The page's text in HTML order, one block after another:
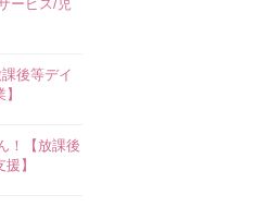
ービス/児
後等デイ
！【放課後
】